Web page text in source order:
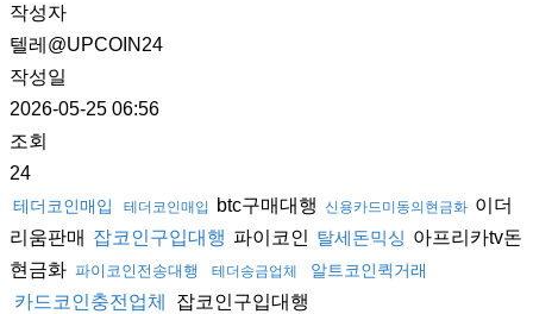
작성자
텔레@UPCOIN24
작성일
2026-05-25 06:56
조회
24
테더코인매입 테더코인매입 btc구매대행 신용카드미동의현금화 이더
리움판매 잡코인구입대행 파이코인 탈세돈믹싱 아프리카tv돈
현금화 파이코인전송대행 테더송금업체 알트코인퀵거래
카드코인충전업체 잡코인구입대행